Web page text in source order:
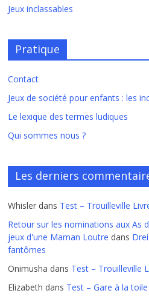
Jeux inclassables
Pratique
Contact
Jeux de société pour enfants : les
Le lexique des termes ludiques
Qui sommes nous ?
Les derniers
Whisler dans Test – Trouilleville
Retour sur les nominations aux As
jeux d'une Maman Loutre dans
fantômes
Onimusha dans Test – Trouilleville
Elizabeth dans Test – Gare à la toile